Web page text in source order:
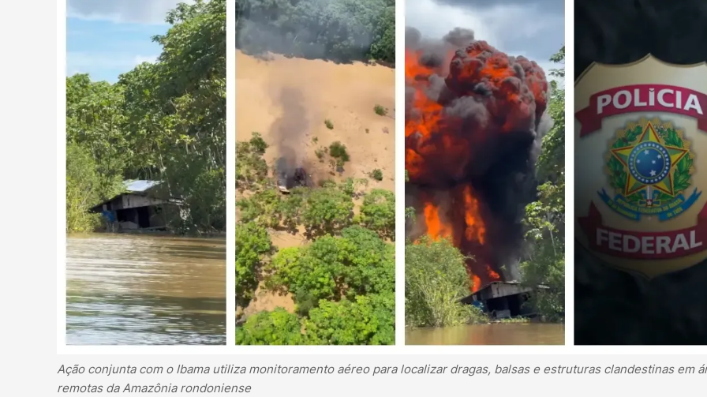
Ação conjunta com o Ibama utiliza monitoramento aéreo para localizar dragas, balsas e estruturas clandestinas em
remotas da Amazônia rondoniense